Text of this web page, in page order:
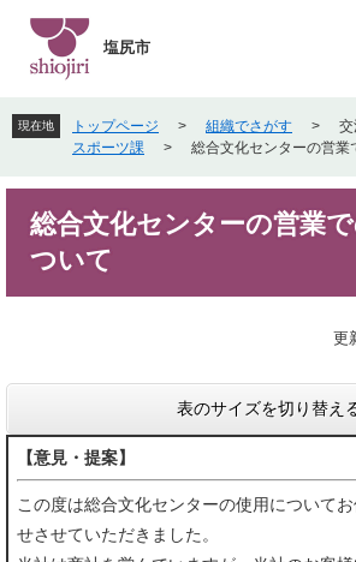
先
頭
す
を
飛
し
塩尻市
現在地 トップページ > 組織でさがす >
スポーツ課
> 総合文化センターの営業
総合文化センターの営業
ついて
更
表のサイズを切り替え
【意見・提案】
この度は総合文化センターの使用について
せさせていただきました。